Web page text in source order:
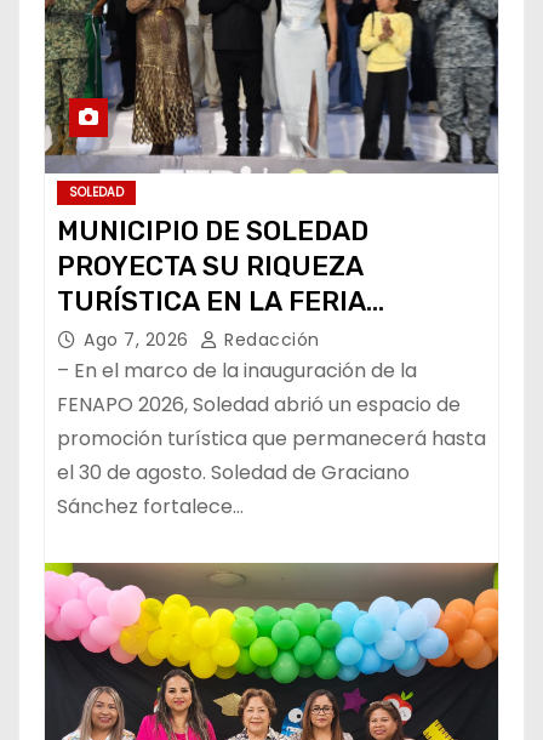
SOLEDAD
MUNICIPIO DE SOLEDAD
PROYECTA SU RIQUEZA
TURÍSTICA EN LA FERIA
NACIONAL POTOSINA
Ago 7, 2026 Redacción
– En el marco de la inauguración de la
FENAPO 2026, Soledad abrió un espacio de
promoción turística que permanecerá hasta
el 30 de agosto. Soledad de Graciano
Sánchez fortalece…